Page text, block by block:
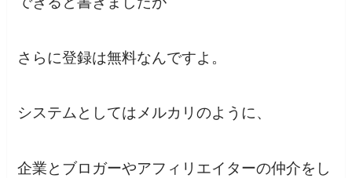
さらに登録は無料なんですよ。
システムとしてはメルカリのように、
企業とブロガーやアフィリエイターの仲介をし